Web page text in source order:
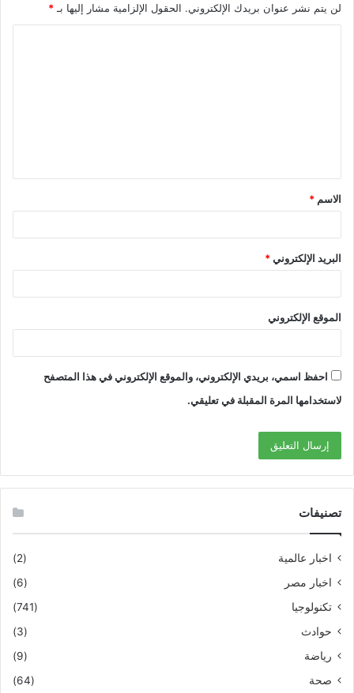
لن يتم نشر عنوان بريدك الإلكتروني. الحقول الإلزامية مشار إليها بـ*
الاسم *
البريد الإلكتروني*
الموقع الإلكتروني
احفظ اسمي، بريدي الإلكتروني، والموقع الإلكتروني في هذا المتصفح
لاستخدامها المرة المقبلة في تعليقي.
تصنيفات
اخبار عالمية
(2)
اخبار مصر
(6)
تكنولوجيا
(741)
حوادث
(3)
رياضة
(9)
صحة
(64)